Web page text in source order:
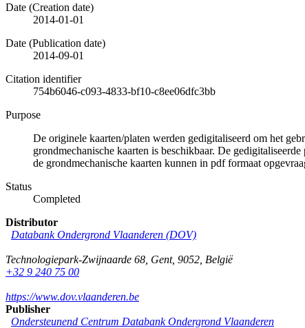
Date (Creation date)
2014-01-01
Date (Publication date)
2014-09-01
Citation identifier
754b6046-c093-4833-bf10-c8ee06dfc3bb
Purpose
De originele kaarten/platen werden gedigitaliseerd om het
grondmechanische kaarten is beschikbaar. De
de grondmechanische kaarten kunnen in pdf formaat
Status
Completed
Distributor
Databank Ondergrond Vlaanderen (DOV)
Technologiepark-Zwijnaarde 68 Gent, 9052 België
+32 9 240 75 00
https://www.dov.vlaanderen.be
Publisher
Ondersteunend Centrum Databank Ondergrond Vlaanderen